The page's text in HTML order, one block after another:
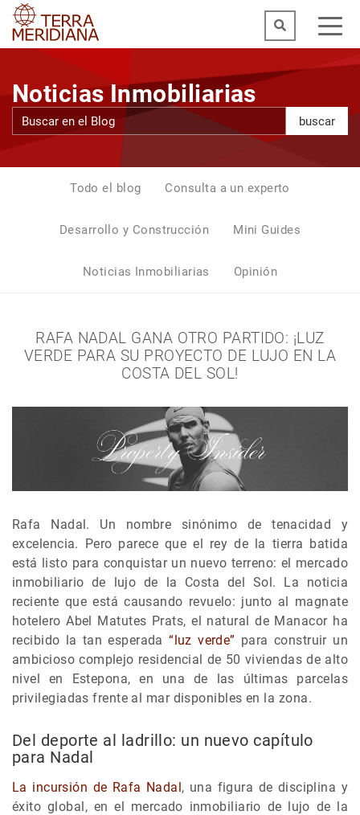
Noticias Inmobiliarias
buscar
Todo el blog Consulta a un experto
Desarrollo y Construcción Mini Guides
Noticias Inmobiliarias Opinión
RAFA NADAL GANA OTRO PARTIDO: ¡LUZ
VERDE PARA SU PROYECTO DE LUJO EN LA
COSTA DEL SOL!
Rafa Nadal. Un nombre sinónimo de tenacidad y
excelencia. Pero parece que el rey de la tierra batida
está listo para conquistar un nuevo terreno: el mercado
inmobiliario de lujo de la Costa del Sol. La noticia
reciente que está causando revuelo: junto al magnate
hotelero Abel Matutes Prats, el natural de Manacor ha
recibido la tan esperada“luz verde” para construir un
ambicioso complejo residencial de 50 viviendas de alto
nivel en Estepona, en una de las últimas parcelas
privilegiadas frente al mar disponibles en la zona.
Del deporte al ladrillo: un nuevo capítulo
para Nadal
La incursión de Rafa Nadal, una figura de disciplina y
éxito global, en el mercado inmobiliario de lujo de la